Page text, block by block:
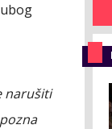
narušiti